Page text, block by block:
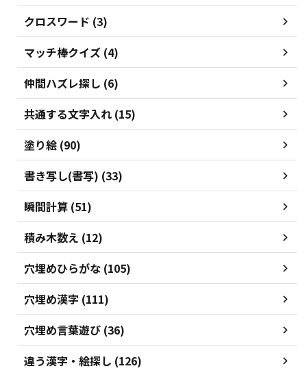
クロスワード (3)
マッチ棒クイズ (4)
仲間ハズレ探し (6)
共通する文字入れ (15)
塗り絵 (90)
書き写し(書写) (33)
瞬間計算 (51)
積み木数え (12)
穴埋めひらがな (105)
穴埋め漢字 (111)
穴埋め言葉遊び (36)
違う漢字・絵探し (126)